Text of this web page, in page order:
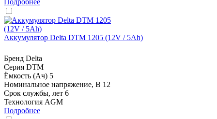
Подробнее
Аккумулятор Delta DTM 1205 (12V / 5Ah)
Бренд Delta
Серия DTM
Ёмкость (Ач) 5
Номинальное напряжение, В 12
Срок службы, лет 6
Технология AGM
Подробнее